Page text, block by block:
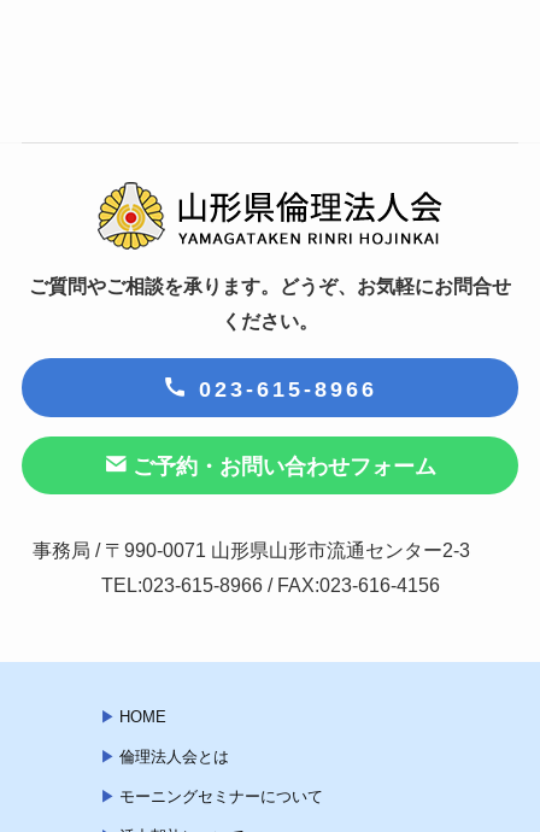
ご質問やご相談を承ります。どうぞ、お気軽にお問合せ
ください。
023-615-8966
ご予約・お問い合わせフォーム
事務局 / 〒990-0071 山形県山形市流通センター2-3
TEL:023-615-8966 / FAX:023-616-4156
HOME
倫理法人会とは
モーニングセミナーについて